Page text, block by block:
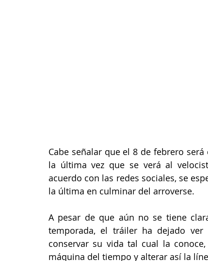
Cabe señalar que el 8 de febrero
la última vez que se verá al
acuerdo con las redes sociales, se
la última en culminar del arroverse.
A pesar de que aún no se tiene
temporada, el tráiler ha dejado
conservar su vida tal cual la
máquina del tiempo y alterar así la